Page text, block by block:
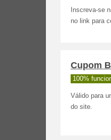
Inscreva-se
no link para
Cupom
100%
Válido para
do site.